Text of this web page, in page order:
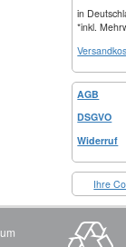
in
*inkl.
AGB
DSGVO
Widerruf
Ihre